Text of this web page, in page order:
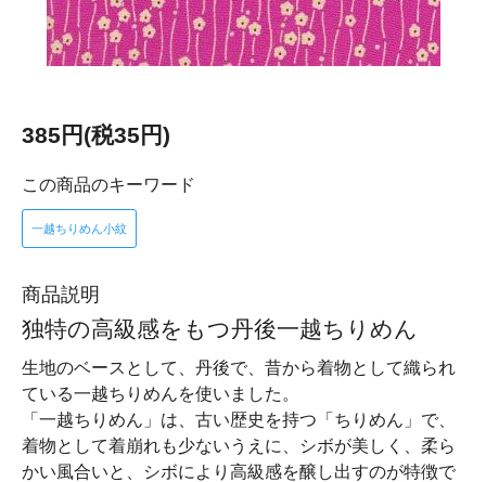
385円(税35円)
この商品のキーワード
一越ちりめん小紋
商品説明
独特の高級感をもつ丹後一越ちりめん
生地のベースとして、丹後で、昔から着物として織られ
ている一越ちりめんを使いました。
「一越ちりめん」は、古い歴史を持つ「ちりめん」で、
着物として着崩れも少ないうえに、シボが美しく、柔ら
かい風合いと、シボにより高級感を醸し出すのが特徴で